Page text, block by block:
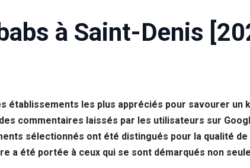
à Saint-Denis
établissements les plus appréciés pour savourer un
commentaires laissés par les utilisateurs sur
sélectionnés ont été distingués pour la qualité
a été portée à ceux qui se sont démarqués non